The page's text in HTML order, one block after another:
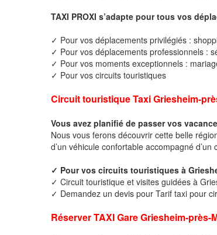
TAXI PROXI s’adapte pour tous vos
✓ Pour vos déplacements privilégiés :
✓ Pour vos déplacements professionnels :
✓ Pour vos moments exceptionnels :
✓ Pour vos circuits touristiques
Circuit touristique Taxi Griesheim-
Vous avez planifié de passer vos
Nous vous ferons découvrir cette belle
d’un véhicule confortable accompagné
✓ Pour vos circuits touristiques à
✓ Circuit touristique et visites guidées à
✓ Demandez un devis pour Tarif taxi pour
Réserver TAXI Gare Griesheim-près-